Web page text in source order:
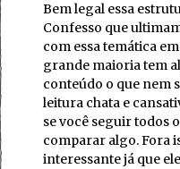
Bem legal essa
Confesso que
com essa temática
grande maioria tem
conteúdo o que nem
leitura chata e
se você seguir todos
comparar algo. Fora
interessante já que